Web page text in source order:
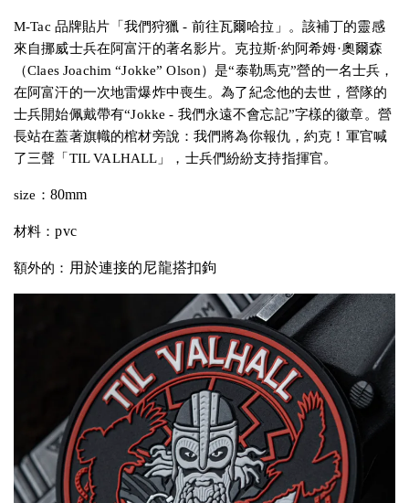
M-Tac 品牌貼片「我們狩獵 - 前往瓦爾哈拉」。該補丁的靈感
來自挪威士兵在阿富汗的著名影片。克拉斯·約阿希姆·奧爾森
（Claes Joachim “Jokke” Olson）是“泰勒馬克”營的一名士兵，
在阿富汗的一次地雷爆炸中喪生。為了紀念他的去世，營隊的
士兵開始佩戴帶有“Jokke - 我們永遠不會忘記”字樣的徽章。營
長站在蓋著旗幟的棺材旁說：我們將為你報仇，約克！軍官喊
了三聲「TIL VALHALL」，士兵們紛紛支持指揮官。
size： 80mm
材料：pvc
額外的： 用於連接的尼龍搭扣鉤